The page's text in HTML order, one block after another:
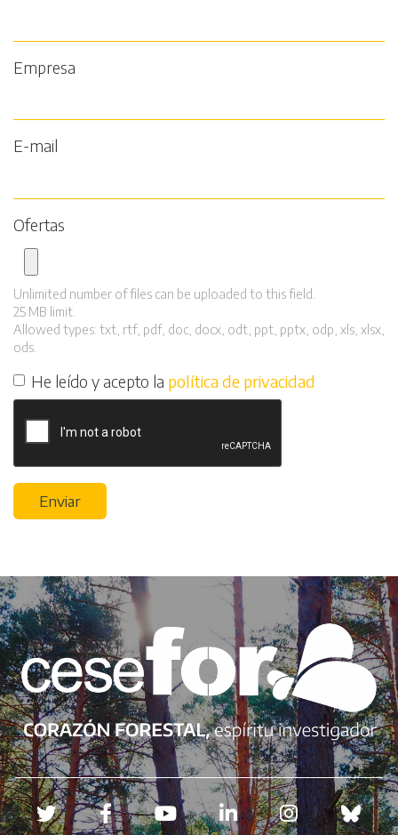
Empresa
E-mail
Ofertas
Unlimited number of files can be uploaded to this field.
25 MB limit.
Allowed types: txt, rtf, pdf, doc, docx, odt, ppt, pptx, odp, xls, xlsx,
ods.
He leído y acepto la política de privacidad
Enviar
Redes sociales